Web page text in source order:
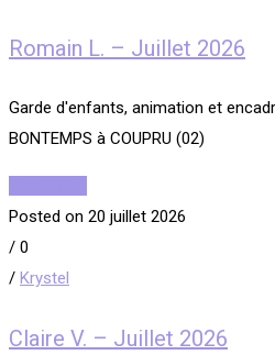
Romain L. – Juillet 2026
Garde d'enfants, animation et
BONTEMPS à COUPRU (02)
Posted on 20 juillet 2026
/ 0
/ Krystel
Claire V. – Juillet 2026